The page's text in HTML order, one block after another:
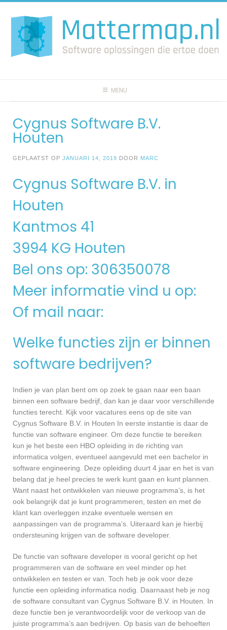
naar
inhoud
MENU
Cygnus Software B.V.
Houten
GEPLAATST OP JANUARI 14, 2019 DOOR MARC
Cygnus Software B.V. in
Houten
Kantmos 41
3994 KG Houten
Bel ons op: 306350078
Meer informatie vind u op:
Of mail naar:
Welke functies zijn er binnen
software bedrijven?
Indien je van plan bent om op zoek te gaan naar een baan
binnen een software bedrijf, dan kan je daar voor verschillende
functies terecht. Kijk voor vacatures eens op de site van
Cygnus Software B.V. in Houten In eerste instantie is daar de
functie van software engineer. Om deze functie te bereiken
kun je het beste een HBO opleiding in de richting van
informatica volgen, eventueel aangevuld met een bachelor in
software engineering. Deze opleiding duurt 4 jaar en het is van
belang dat je heel precies te werk kunt gaan en kunt plannen.
Want naast het ontwikkelen van nieuwe programma’s, is het
ook belangrijk dat je kunt programmeren, testen en met de
klant kan overleggen inzake eventuele wensen en
aanpassingen van de programma’s. Uiteraard kan je hierbij
ondersteuning krijgen van de software developer.
De functie van software developer is vooral gericht op het
programmeren van de software en veel minder op het
ontwikkelen en testen er van. Toch heb je ook voor deze
functie een opleiding informatica nodig. Daarnaast heb je nog
de software consultant van Cygnus Software B.V. in Houten. In
deze functie ben je verantwoordelijk voor de verkoop van de
juiste programma’s aan bedrijven. Op basis van de behoeften